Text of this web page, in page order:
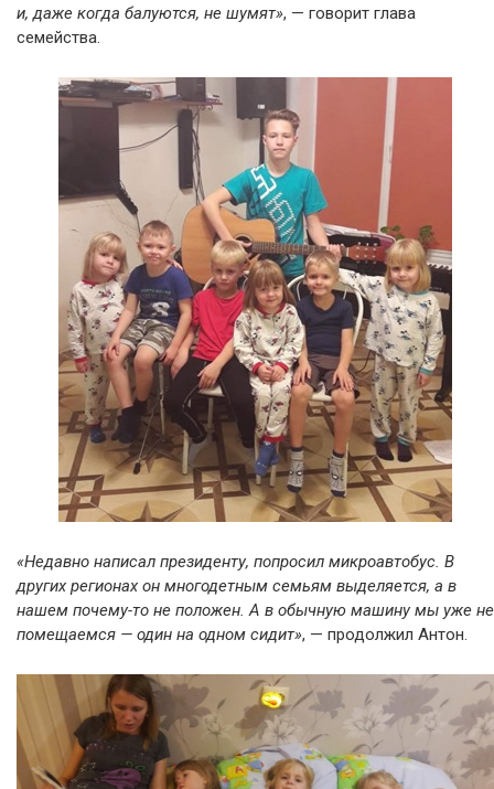
и, даже когда балуются, не шумят», — говорит глава
семейства.
«Недавно написал президенту, попросил микроавтобус. В
других регионах он многодетным семьям выделяется, а в
нашем почему-то не положен. А в обычную машину мы уже не
помещаемся — один на одном сидит», — продолжил Антон.